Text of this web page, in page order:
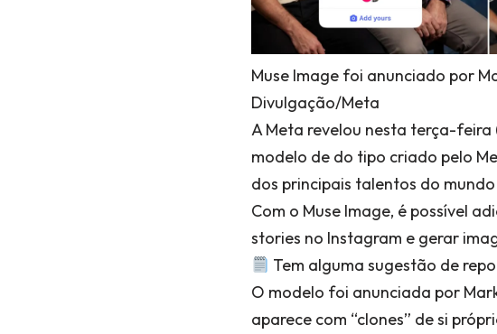
Muse Image foi anunciado por
Divulgação/Meta
A Meta revelou nesta terça-feira
modelo de do tipo criado pelo
dos principais talentos do
Com o Muse Image, é possível
stories no Instagram e gerar
Tem alguma sugestão de
O modelo foi anunciada por
aparece com “clones” de si